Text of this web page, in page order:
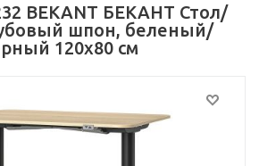
BEKANT БЕКАНТ Стол/
шпон, беленый/
120x80 см